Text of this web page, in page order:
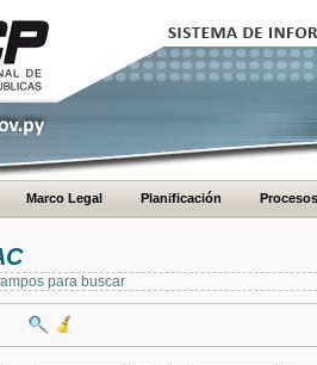
Marco Legal Planificación Procesos
para buscar